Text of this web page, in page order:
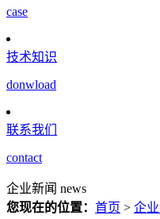
case
技术知识
donwload
联系我们
contact
企业新闻 news
您现在的位置： 首页 > 企